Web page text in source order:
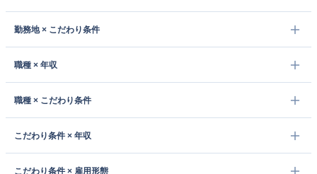
勤務地 × こだわり条件
職種 × 年収
職種 × こだわり条件
こだわり条件 × 年収
こだわり条件 × 雇用形態